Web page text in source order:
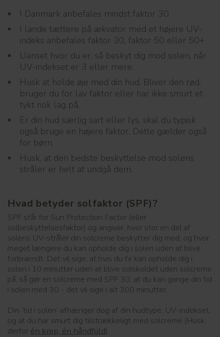
I Danmark anbefales mindst faktor 30
I lande tættere på ækvator med et højere UV-
indeks anbefales faktor 30, faktor 50 eller 50+
Uanset hvor du er, så beskyt dig mod solen, når
UV-indekset er 3 eller mere.
Husk at holde øje med din hud. Bliver den rød,
bruger du for lav faktor eller har ikke smurt et
tykt nok lag på.
Er din hud særlig sart eller lys, skal du typisk
også bruge en højere faktor. Dette gælder også
for børn.
Husk, at den bedste beskyttelse mod solens
stråler er helt at undgå dem.
Hvad betyder solfaktor (SPF)?
SPF står for Sun Protection Factor (eller
solbeskyttelsesfaktor) og angiver, hvor stor en del af
solens UV-stråler din solcreme beskytter dig mod, og hvor
meget længere du kan opholde dig i solen uden at blive
forbrændt. Det vil sige, at hvis du fx kan opholde dig i
solen i 10 minutter uden at blive solskoldet uden solcreme
på, så gør en solcreme med SPF 30, at du kan gange din tid
i solen med 30 - det vil sige i alt 300 minutter.
Din ’tid i solen’ afhænger dog af din hudtype, UV-indekset,
og at du har smurt dig tilstrækkeligt med solcreme (Husk
derfor én krop, én håndfuld).